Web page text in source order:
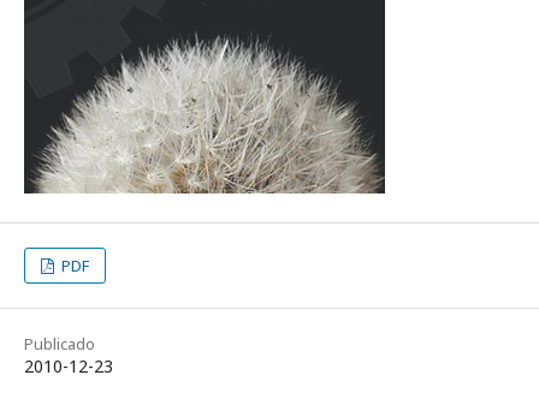
PDF
Publicado
2010-12-23